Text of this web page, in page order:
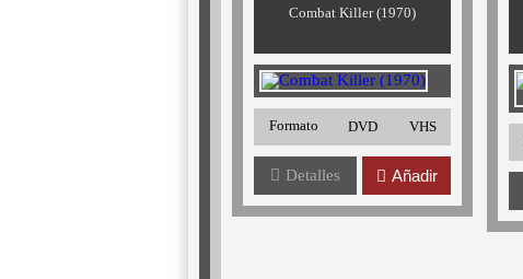
Combat Killer (1970)
Formato DVD VHS
Detalles Añadir